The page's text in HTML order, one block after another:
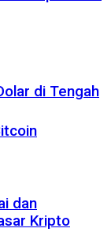
di Tengah
dan
Kripto